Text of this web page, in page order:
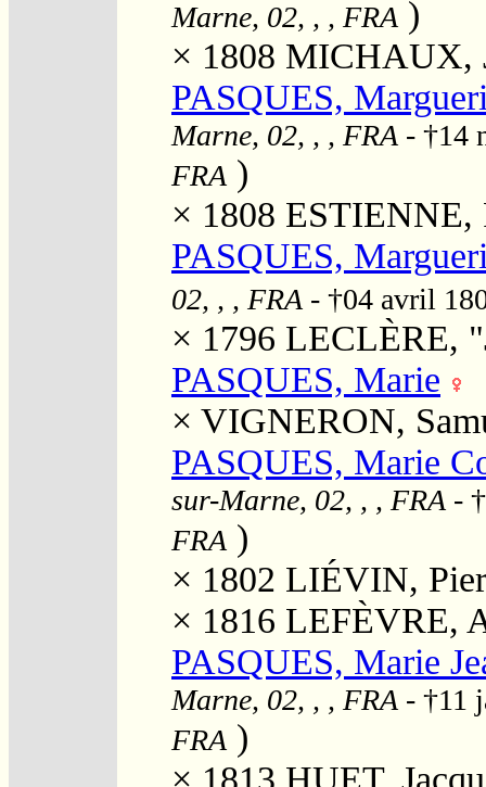
Marne, 02, , , FRA )
× 1808 MICHAUX,
PASQUES,
Marne, 02, , , FRA - †14
FRA )
× 1808 ESTIENNE,
PASQUES,
02, , , FRA - †04 avril
× 1796 LECLÈRE,
PASQUES, Marie
× VIGNERON,
PASQUES, Marie
sur-Marne, 02, , , FRA -
FRA )
× 1802 LIÉVIN,
× 1816 LEFÈVRE,
PASQUES, Marie
Marne, 02, , , FRA - †11
FRA )
× 1813 HUET,